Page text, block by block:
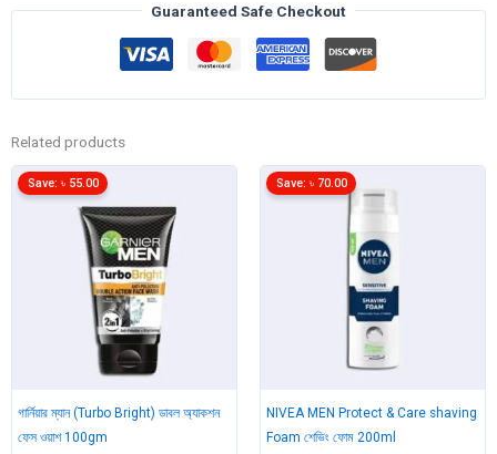
ml
Guaranteed Safe Checkout
Related products
গার্নিয়ার ম্যান (Turbo Bright) ডাবল অ্যাকশন
ফেস ওয়াশ 100gm
Save: ৳ 55.00
NIVEA MEN Protect & Care shaving
Foam শেভিং ফোম 200ml
Save: ৳ 70.00